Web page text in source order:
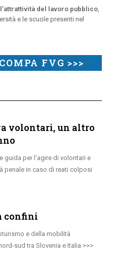
l’attrattività del lavoro pubblico
e le scuole presenti nel
FVG >>>
volontari, un altro
guida per l’agire di volontari e
penale in caso di reati colposi
confini
e della mobilità
sud tra Slovenia e Italia